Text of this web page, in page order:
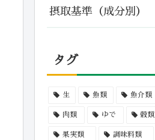
摂取基準（成分別）
タグ
生 魚類 魚介類
肉類 ゆで 穀類
果実類 調味料類